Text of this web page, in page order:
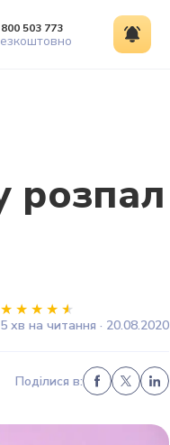
503 773
розпал
5 хв на читання · 20.08.2020
Поділися в: